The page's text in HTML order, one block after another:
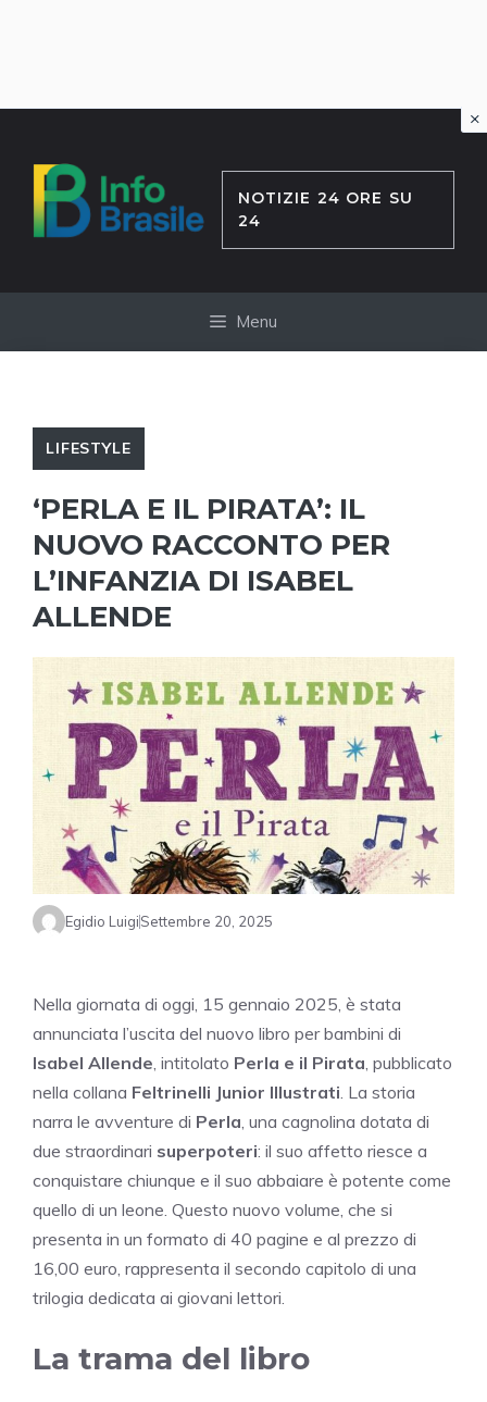
contenuto
NOTIZIE 24 ORE SU
24
Menu
LIFESTYLE
‘PERLA E IL PIRATA’: IL
NUOVO RACCONTO PER
L’INFANZIA DI ISABEL
ALLENDE
Egidio LuigiSettembre 20, 2025
Nella giornata di oggi, 15 gennaio 2025, è stata
annunciata l’uscita del nuovo libro per bambini di
Isabel Allende, intitolato Perla e il Pirata, pubblicato
nella collana Feltrinelli Junior Illustrati. La storia
narra le avventure di Perla, una cagnolina dotata di
due straordinari superpoteri: il suo affetto riesce a
conquistare chiunque e il suo abbaiare è potente come
quello di un leone. Questo nuovo volume, che si
presenta in un formato di 40 pagine e al prezzo di
16,00 euro, rappresenta il secondo capitolo di una
trilogia dedicata ai giovani lettori.
La trama del libro
×